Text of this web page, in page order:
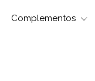
Complementos